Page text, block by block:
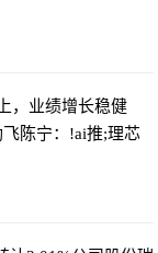
，业绩增长稳健
陈宁：!ai推;理芯